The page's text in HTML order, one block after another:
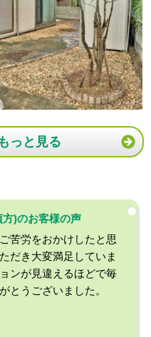
っと見る
)のお客様の声
苦労をおかけしたと思
だき大変満足していま
ンが見違えるほどで毎
とうございました。